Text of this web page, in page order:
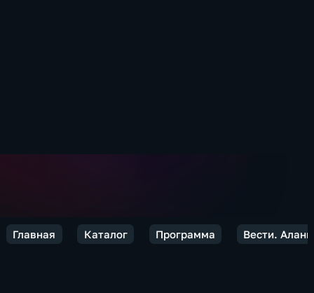
Главная Каталог Программа Вести.